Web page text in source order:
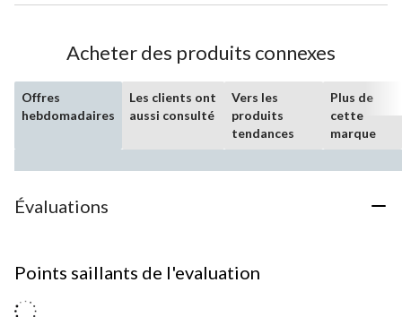
Acheter des produits connexes
Offres
hebdomadaires
Les clients ont
aussi consulté
Vers les
produits
tendances
Plus de
cette
marque
Évaluations
Points saillants de l'evaluation